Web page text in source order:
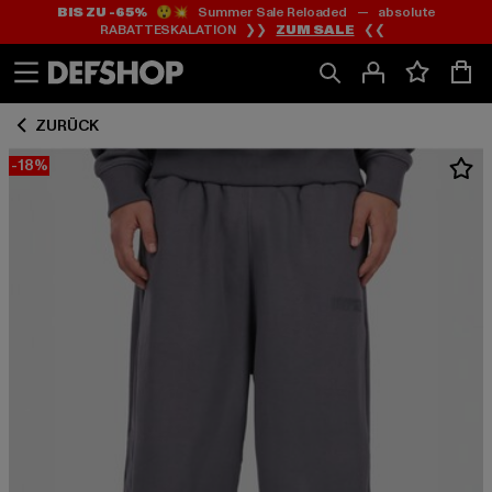
Zum
Inhalt
springen
Zum
Fußzeile
springen
BIS ZU -65%😲💥 Summer Sale Reloaded — absolute
RABATTESKALATION ❯❯ ZUM SALE ❮❮
ZURÜCK
-18%